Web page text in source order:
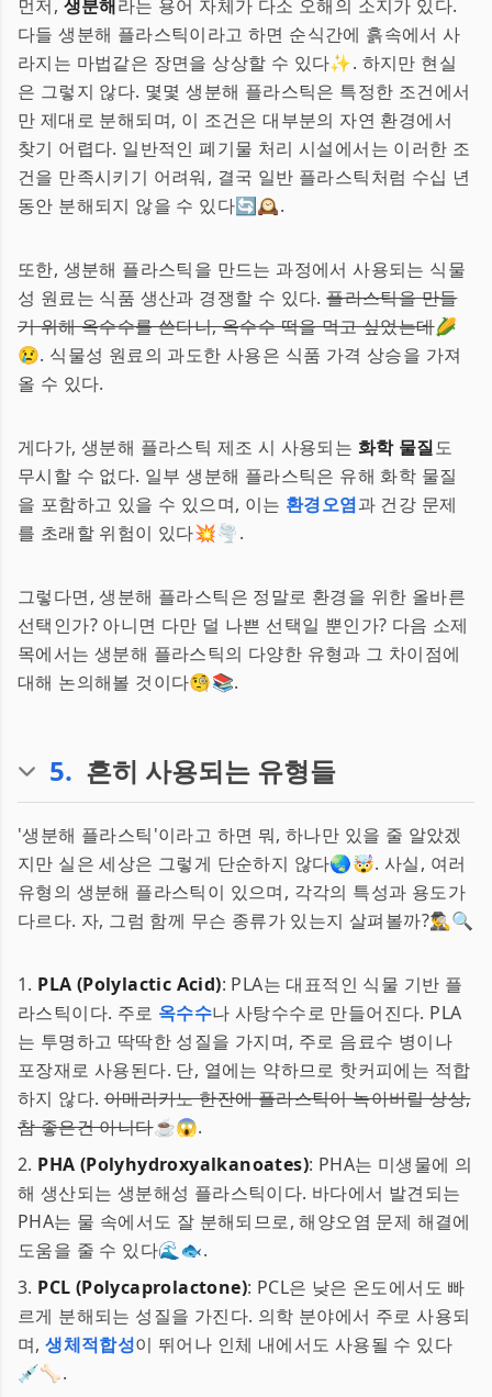
먼저, 생분해 라는 용어 자체가 다소 오해의 소지가 있다.
다들 생분해 플라스틱이라고 하면 순식간에 흙속에서 사
라지는 마법같은 장면을 상상할 수 있다✨. 하지만 현실
은 그렇지 않다. 몇몇 생분해 플라스틱은 특정한 조건에서
만 제대로 분해되며, 이 조건은 대부분의 자연 환경에서
찾기 어렵다. 일반적인 폐기물 처리 시설에서는 이러한 조
건을 만족시키기 어려워, 결국 일반 플라스틱처럼 수십 년
동안 분해되지 않을 수 있다🔄🕰.
또한, 생분해 플라스틱을 만드는 과정에서 사용되는 식물
성 원료는 식품 생산과 경쟁할 수 있다.플라스틱을 만들
기 위해 옥수수를 쓴다니, 옥수수 떡을 먹고 싶었는데🌽
😢. 식물성 원료의 과도한 사용은 식품 가격 상승을 가져
올 수 있다.
게다가, 생분해 플라스틱 제조 시 사용되는 화학 물질도
무시할 수 없다. 일부 생분해 플라스틱은 유해 화학 물질
을 포함하고 있을 수 있으며, 이는 환경오염과 건강 문제
를 초래할 위험이 있다💥🌪.
그렇다면, 생분해 플라스틱은 정말로 환경을 위한 올바른
선택인가? 아니면 다만 덜 나쁜 선택일 뿐인가? 다음 소제
목에서는 생분해 플라스틱의 다양한 유형과 그 차이점에
대해 논의해볼 것이다🧐📚.
5. 흔히 사용되는 유형들
'생분해 플라스틱'이라고 하면 뭐, 하나만 있을 줄 알았겠
지만 실은 세상은 그렇게 단순하지 않다🌏🤯. 사실, 여러
유형의 생분해 플라스틱이 있으며, 각각의 특성과 용도가
다르다. 자, 그럼 함께 무슨 종류가 있는지 살펴볼까?🕵️‍♂️🔍
1. PLA (Polylactic Acid): PLA는 대표적인 식물 기반 플
라스틱이다. 주로 옥수수나 사탕수수로 만들어진다. PLA
는 투명하고 딱딱한 성질을 가지며, 주로 음료수 병이나
포장재로 사용된다. 단, 열에는 약하므로 핫커피에는 적합
하지 않다.아메리카노 한잔에 플라스틱이 녹아버릴 상상,
참 좋은건 아니다☕️😱.
2. PHA (Polyhydroxyalkanoates): PHA는 미생물에 의
해 생산되는 생분해성 플라스틱이다. 바다에서 발견되는
PHA는 물 속에서도 잘 분해되므로, 해양오염 문제 해결에
도움을 줄 수 있다🌊🐟.
3. PCL (Polycaprolactone): PCL은 낮은 온도에서도 빠
르게 분해되는 성질을 가진다. 의학 분야에서 주로 사용되
며,생체적합성이 뛰어나 인체 내에서도 사용될 수 있다
💉🦴.